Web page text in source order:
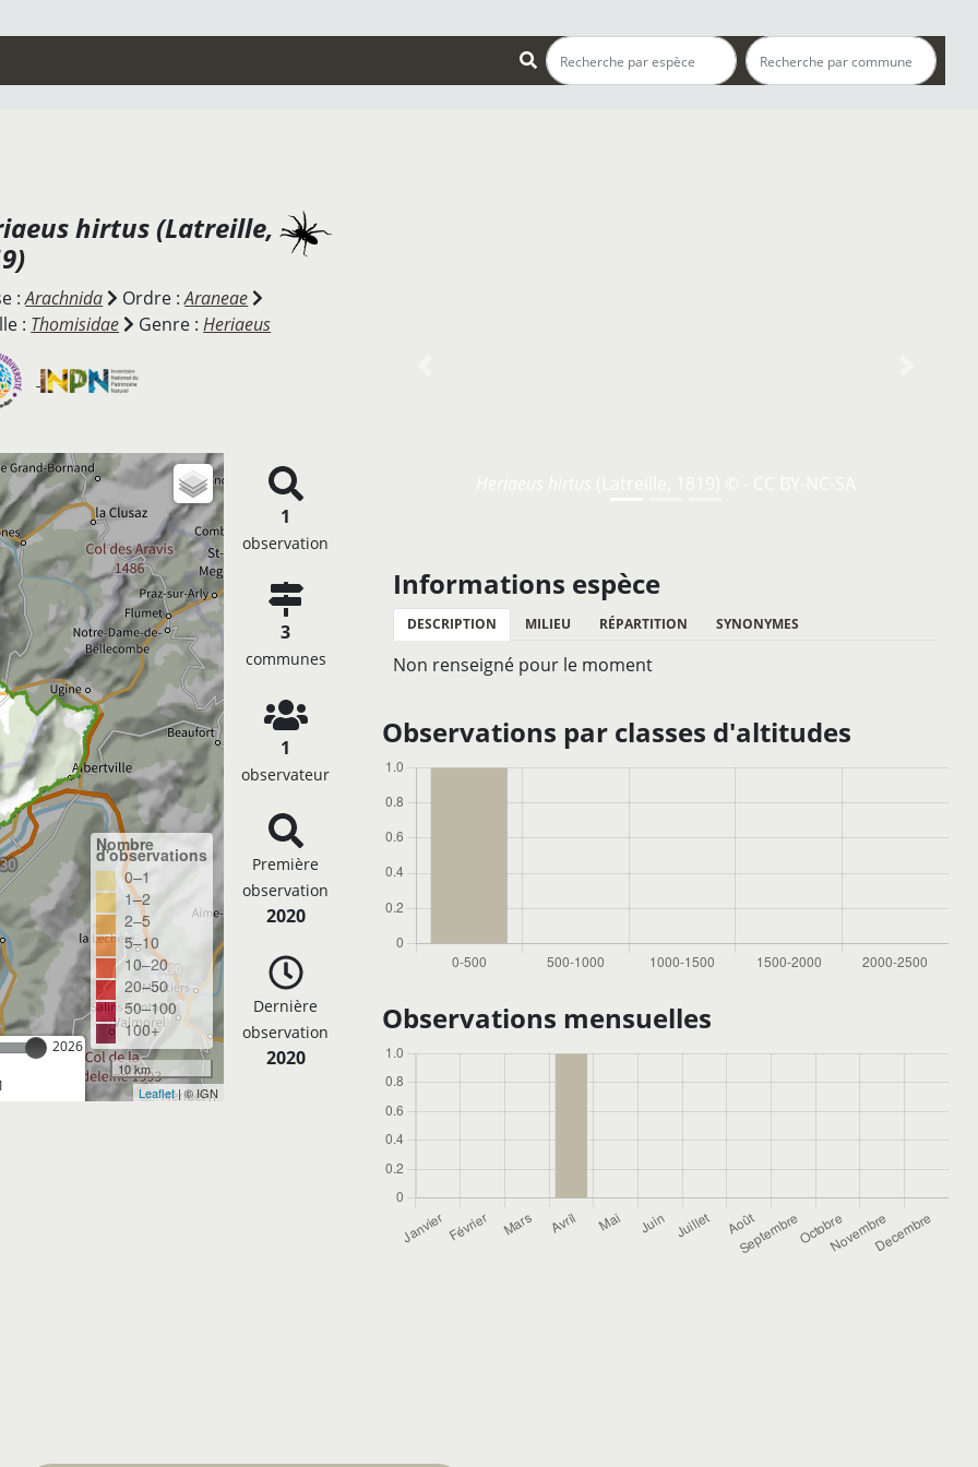
hirtus (Latreille,
:Arachnida Ordre :Araneae
: Thomisidae Genre :Heriaeus
2026
Nombre
d'observations
0–1
1–2
2–5
5–10
10–20
20–50
50–100
100+
10 km
Leaflet| © IGN
1
observation
3
communes
1
observateur
Première
observation
2020
Dernière
observation
2020
Informations espèce
DESCRIPTION MILIEU RÉPARTITION SYNONYMES
Non renseigné pour le moment
Observations par classes d'altitudes
Observations mensuelles